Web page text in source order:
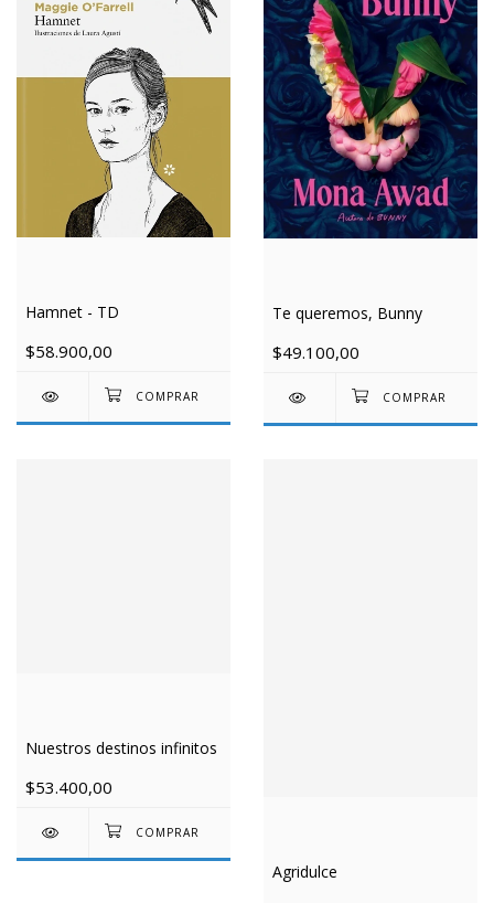
Hamnet - TD
$58.900,00
Te queremos, Bunny
$49.100,00
Nuestros destinos infinitos
$53.400,00
Agridulce